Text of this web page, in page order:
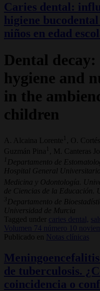
Caries dental:
higiene
niños en edad
Dental
hygiene and
in the
children
A. Alcaina Lorente 1 , O.
Guzmán Pina 1 , M. Canteras
1 Departamento de
Hospital General
Medicina y Odontología.
de Ciencias de la Educación.
3 Departamento de
Universidad de Murcia
Tagged under
caries dental,
Volumen 74 número 10
Publicado en
Notas clínicas
de tuberculosis.
coincidencia o